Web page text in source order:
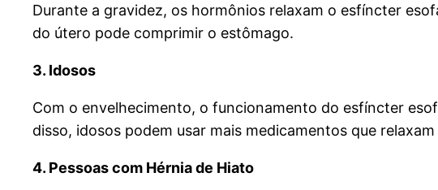
Durante a gravidez, os hormônios relaxam o esfíncter
do útero pode comprimir o estômago.
3. Idosos
Com o envelhecimento, o funcionamento do esfíncter
disso, idosos podem usar mais medicamentos que relaxam
4. Pessoas com Hérnia de Hiato